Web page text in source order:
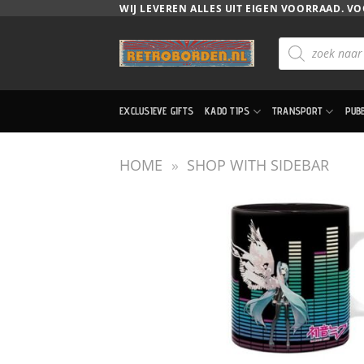
WIJ LEVEREN ALLES UIT EIGEN VOORRAAD.
Producten
zoeken
EXCLUSIEVE GIFTS KADO TIPS TRANSPORT
HOME » SHOP WITH SIDEBAR